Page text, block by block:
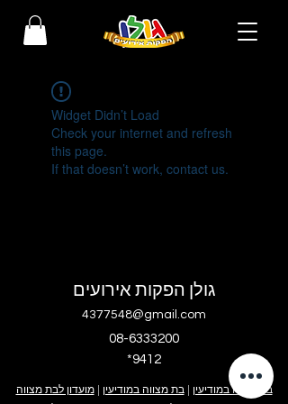
Widget Didn’t Load
Check your internet and refresh
this page.
If that doesn’t work, contact us.
גולן הפקות אירועים
4377548@gmail.com
08-6333200
בר מצווה במודיעין |בת מצווה במודיעין |מועדון לבת מצווה
*9412